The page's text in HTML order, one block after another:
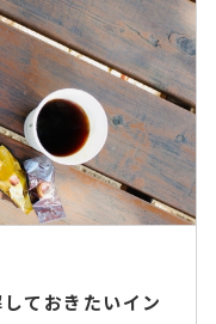
ておきたいイン